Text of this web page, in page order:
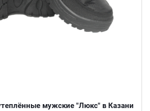
мужские "Люкс" в Казани